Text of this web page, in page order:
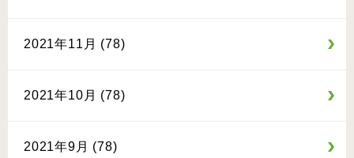
2021年11月 (78)
2021年10月 (78)
2021年9月 (78)